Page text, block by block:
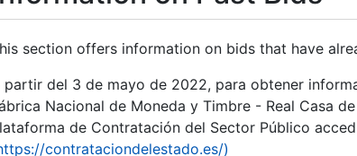
Show/Hide
section offers information on bids that have
partir del 3 de mayo de 2022, para obtener
Nacional de Moneda y Timbre - Real Casa
de Contratación del Sector Público
contrataciondelestado.es/)